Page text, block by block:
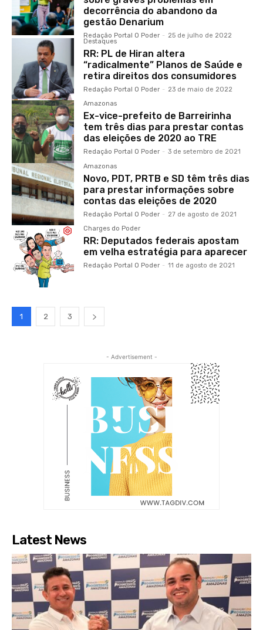
decorrência do abandono da
gestão Denarium
Redação Portal O Poder - 25 de julho de 2022
Destaques
RR: PL de Hiran altera
“radicalmente” Planos de Saúde e
retira direitos dos consumidores
Redação Portal O Poder - 23 de maio de 2022
Amazonas
Ex-vice-prefeito de Barreirinha
tem três dias para prestar contas
das eleições de 2020 ao TRE
Redação Portal O Poder - 3 de setembro de 2021
Amazonas
Novo, PDT, PRTB e SD têm três dias
para prestar informações sobre
contas das eleições de 2020
Redação Portal O Poder - 27 de agosto de 2021
Charges do Poder
RR: Deputados federais apostam
em velha estratégia para aparecer
Redação Portal O Poder - 11 de agosto de 2021
1 2 3
- Advertisement -
Latest News